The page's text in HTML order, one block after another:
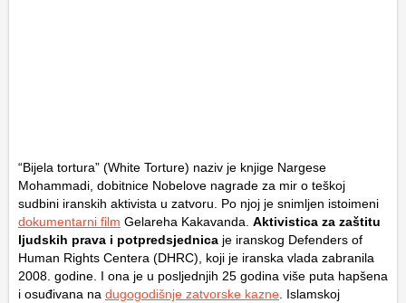
“Bijela tortura” (White Torture) naziv je knjige Nargese
Mohammadi, dobitnice Nobelove nagrade za mir o teškoj
sudbini iranskih aktivista u zatvoru. Po njoj je snimljen istoimeni
dokumentarni film Gelareha Kakavanda. Aktivistica za zaštitu
ljudskih prava i potpredsjednica je iranskog Defenders of
Human Rights Centera (DHRC), koji je iranska vlada zabranila
2008. godine. I ona je u posljednjih 25 godina više puta hapšena
i osuđivana na dugogodišnje zatvorske kazne . Islamskoj